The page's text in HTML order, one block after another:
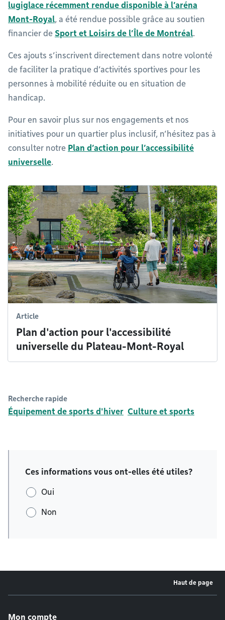
lugiglace récemment rendue disponible à l’aréna
Mont-Royal, a été rendue possible grâce au soutien
financier de Sport et Loisirs de l’Île de Montréal.
Ces ajouts s’inscrivent directement dans notre volonté
de faciliter la pratique d’activités sportives pour les
personnes à mobilité réduite ou en situation de
handicap.
Pour en savoir plus sur nos engagements et nos
initiatives pour un quartier plus inclusif, n’hésitez pas à
consulter notre Plan d’action pour l’accessibilité
universelle.
Article
Plan d'action pour l'accessibilité
universelle du Plateau-Mont-Royal
Recherche rapide
Équipement de sports d'hiver Culture et sports
Ces informations vous ont-elles été utiles?
Oui
Non
Haut de page
Mon compte